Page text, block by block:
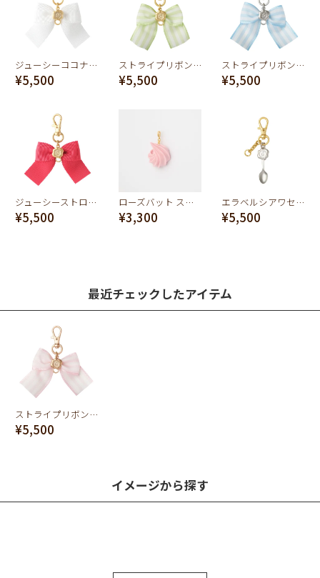
ジューシーココナッツ リボンバッグチャーム
¥5,500
ストライプリボン キーチェーン（ライトグリーン×ホワイト）
¥5,500
ストライプリボン キーチェーン（ライトブルー×ホワイト）
¥5,500
ジューシーストロベリー リボンバッグチャーム
¥5,500
ローズバット ストロベリーホイップクリーム S チャーム
¥3,300
エラベルシアワセ スプーンバッグチャーム チェーン
¥5,500
最近チェックしたアイテム
ストライプリボン キーチェーン（ライトピンク×ホワイト）
¥5,500
イメージから探す